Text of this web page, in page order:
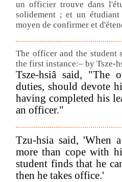
un officier trouve dans
solidement ; et un
moyen de confirmer et
The officer and the student
the first instance:– by Tsze-
Tsze-hsiâ said, "The
duties, should devote
having completed his
an officer."
Tzu-hsia said, 'When
more than cope with
student finds that he
then he takes office.'